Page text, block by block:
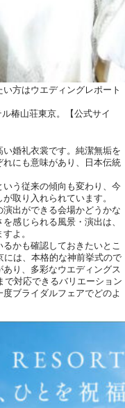
方はウエディングレポート
椿山荘東京。【公式サイ
婚礼衣裳です。純潔無垢を
にも意味があり、日本伝統
う従来の傾向も変わり、今
取り入れられています。
出ができる会場かどうかな
感じられる風景・演出は、
よ。
かも確認しておきたいとこ
には、本格的な神前挙式ので
り、多彩なウエディングス
で対応できるバリエーション
ブライダルフェアでどのよ